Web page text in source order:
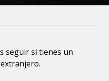
seguir si tienes un